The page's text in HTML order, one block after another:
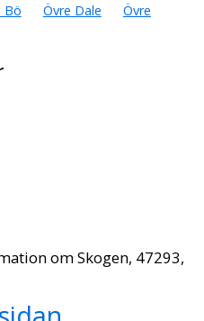
Bö Övre Dale
Övre
om Skogen, 47293,